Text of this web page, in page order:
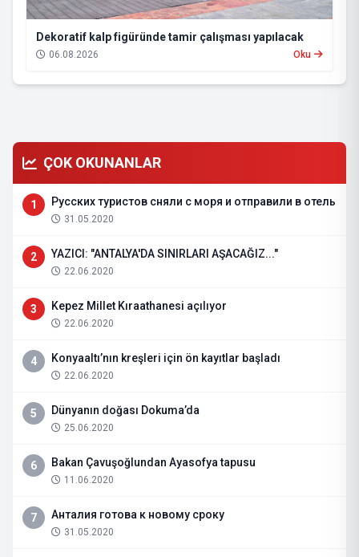
Dekoratif kalp figüründe tamir çalışması yapılacak
06.08.2026 Oku
ÇOK OKUNANLAR
1 Русских туристов сняли с моря и отправили в отель
31.05.2020
2 YAZICI: "ANTALYA'DA SINIRLARI AŞACAĞIZ..."
22.06.2020
3 Kepez Millet Kıraathanesi açılıyor
22.06.2020
4 Konyaaltı’nın kreşleri için ön kayıtlar başladı
22.06.2020
5 Dünyanın doğası Dokuma’da
25.06.2020
6 Bakan Çavuşoğlundan Ayasofya tapusu
11.06.2020
7 Анталия готова к новому сроку
31.05.2020